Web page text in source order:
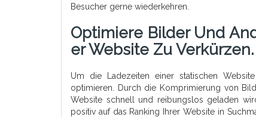
Besucher gerne wiederkehren.
Optimiere Bilder Und
Er Website Zu Verkürzen.
Um die Ladezeiten einer statischen
optimieren. Durch die Komprimierung von
Website schnell und reibungslos geladen
positiv auf das Ranking Ihrer Website in